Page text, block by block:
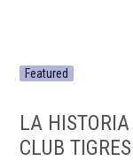
Featured
LA
CLUB